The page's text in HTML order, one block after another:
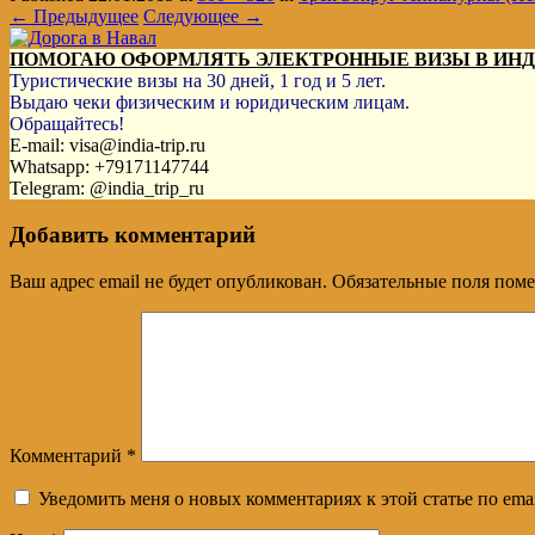
← Предыдущее Следующее →
ПОМОГАЮ ОФОРМЛЯТЬ ЭЛЕКТРОННЫЕ ВИЗЫ В
Туристические визы на 30 дней, 1 год и 5 лет.
Выдаю чеки физическим и юридическим лицам.
Обращайтесь!
E-mail: visa@india-trip.ru
Whatsapp: +79171147744
Telegram: @india_trip_ru
Добавить комментарий
Ваш адрес email не будет опубликован. Обязательные поля
Комментарий *
Уведомить меня о новых комментариях к этой статье по